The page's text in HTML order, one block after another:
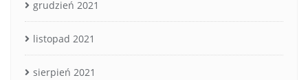
grudzień 2021
listopad 2021
sierpień 2021